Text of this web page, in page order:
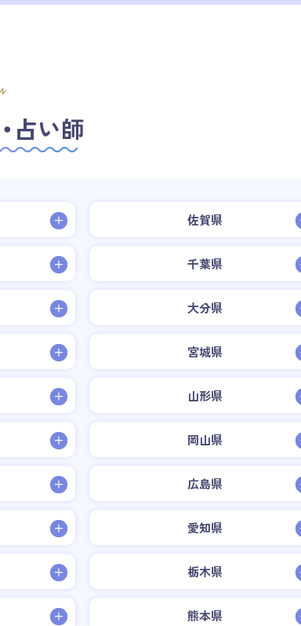
占い師
佐賀県
千葉県
大分県
宮城県
山形県
岡山県
広島県
愛知県
栃木県
熊本県